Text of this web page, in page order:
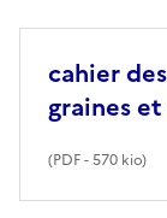
cahier
graines
(PDF- 570 kio)